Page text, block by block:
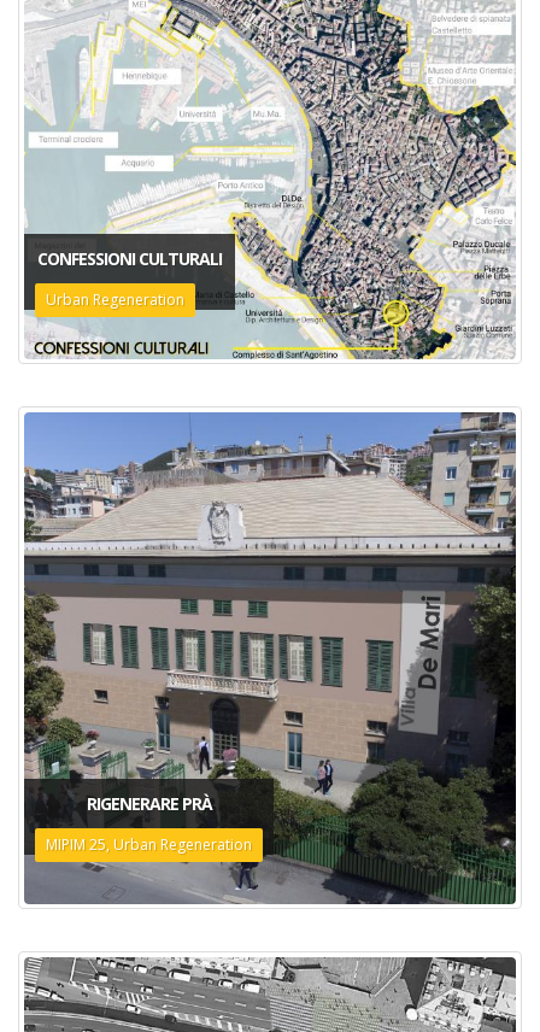
CONFESSIONI CULTURALI
Urban Regeneration
RIGENERARE PRÀ
MIPIM 25, Urban Regeneration